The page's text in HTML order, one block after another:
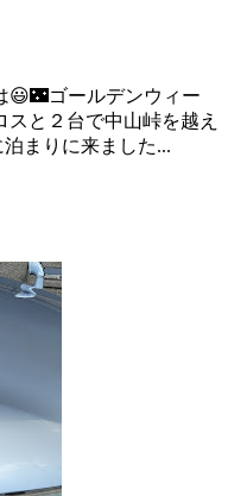
😃🌃ゴールデンウィー
と２台で中山峠を越え
まりに来ました...